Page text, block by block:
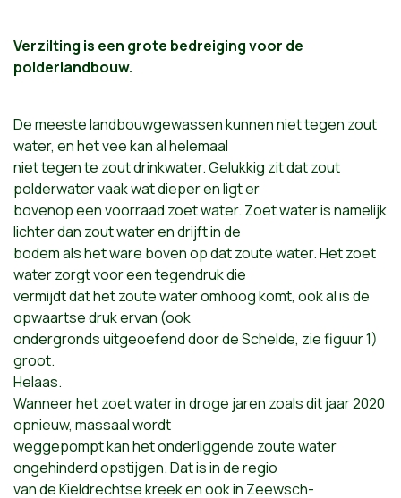
Verzilting is een grote bedreiging voor de
polderlandbouw.
De meeste landbouwgewassen kunnen niet tegen zout
water, en het vee kan al helemaal
niet tegen te zout drinkwater. Gelukkig zit dat zout
polderwater vaak wat dieper en ligt er
bovenop een voorraad zoet water. Zoet water is namelijk
lichter dan zout water en drijft in de
bodem als het ware boven op dat zoute water. Het zoet
water zorgt voor een tegendruk die
vermijdt dat het zoute water omhoog komt, ook al is de
opwaartse druk ervan (ook
ondergronds uitgeoefend door de Schelde, zie figuur 1)
groot.
Helaas.
Wanneer het zoet water in droge jaren zoals dit jaar 2020
opnieuw, massaal wordt
weggepompt kan het onderliggende zoute water
ongehinderd opstijgen. Dat is in de regio
van de Kieldrechtse kreek en ook in Zeewsch-